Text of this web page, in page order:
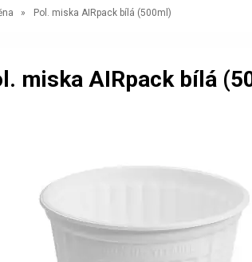
Pol. miska AIRpack bílá (500ml)
miska AIRpack bílá